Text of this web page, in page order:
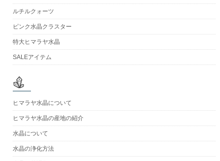
ルチルクォーツ
ピンク水晶クラスター
特大ヒマラヤ水晶
SALEアイテム
ヒマラヤ水晶について
ヒマラヤ水晶の産地の紹介
水晶について
水晶の浄化方法